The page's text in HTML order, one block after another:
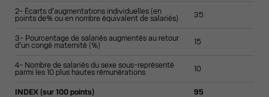
2- Écarts d’augmentations individuelles (en
points de% ou en nombre équivalent de salariés)
35
3- Pourcentage de salariés augmentés au retour
d’un congé maternité (%)
15
4- Nombre de salariés du sexe sous-représenté
parmi les 10 plus hautes rémunérations
10
INDEX (sur 100 points) 95